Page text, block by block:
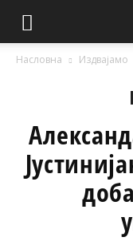
Насловна Издвајамо